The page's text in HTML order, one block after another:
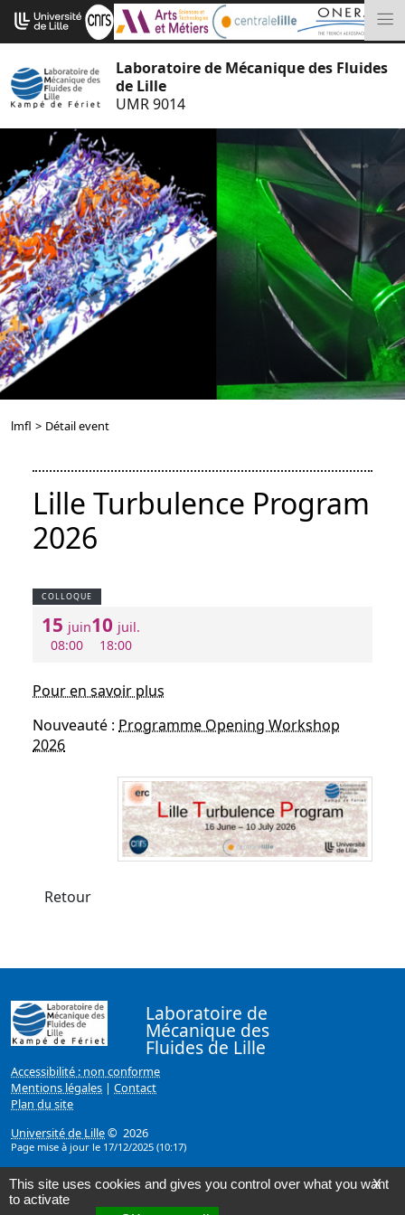
Aller
au
contenu
Laboratoire de Mécanique des Fluides
de Lille
UMR 9014
lmfl > Détail event
Lille Turbulence Program
2026
COLLOQUE
15 juin
08:00
10 juil.
18:00
Pour en savoir plus
Nouveauté : Programme Opening Workshop
2026
Retour
Laboratoire de
Mécanique des
Fluides de Lille
Accessibilité : non conforme
Mentions légales | Contact
Plan du site
Université de Lille© 2026
Page mise à jour le 17/12/2025 (10:17)
Cookies management panel
X
This site uses cookies and gives you control over what you want
to activate